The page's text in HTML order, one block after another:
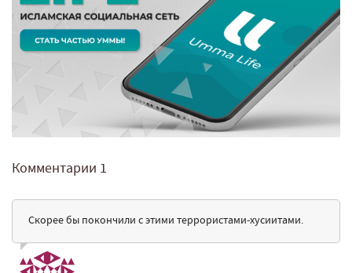
Комментарии 1
Скорее бы покончили с этими террористами-хусиитами.